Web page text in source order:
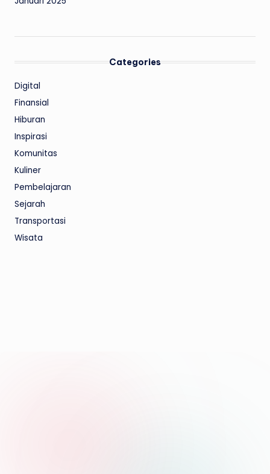
Categories
Digital
Finansial
Hiburan
Inspirasi
Komunitas
Kuliner
Pembelajaran
Sejarah
Transportasi
Wisata